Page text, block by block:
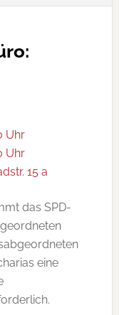
Uhr
Uhr
15 a
das SPD-
eine